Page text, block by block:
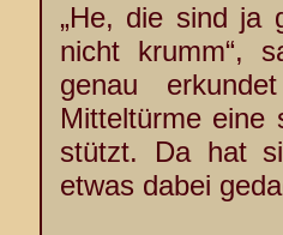
„He, die sind ja
nicht krumm“,
genau
Mitteltürme eine
stützt. Da hat
etwas dabei